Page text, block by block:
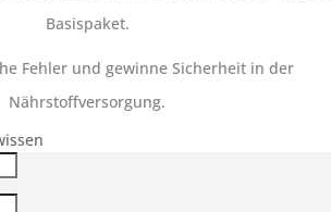
Basispaket.
Fehler und gewinne Sicherheit in der
Nährstoffversorgung.